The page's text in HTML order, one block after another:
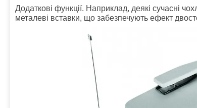
Додаткові функції. Наприклад, деякі сучасні
металеві вставки, що забезпечують ефект